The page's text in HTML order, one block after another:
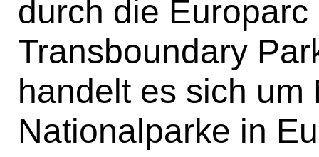
durch die
Transboundary
handelt es sich um
Nationalparke in